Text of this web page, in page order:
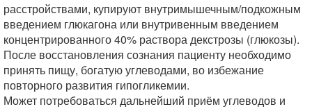
расстройствами, купируют внутримышечным/подкожным
введением глюкагона или внутривенным введением
концентрированного 40% раствора декстрозы (глюкозы).
После восстановления сознания пациенту необходимо
принять пищу, богатую углеводами, во избежание
повторного развития гипогликемии.
Может потребоваться дальнейший приём углеводов и